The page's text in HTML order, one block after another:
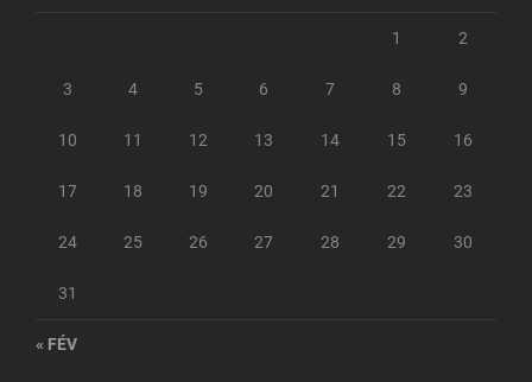
1 2
3 4 5 6 7 8 9
10 11 12 13 14 15 16
17 18 19 20 21 22 23
24 25 26 27 28 29 30
31
« FÉV